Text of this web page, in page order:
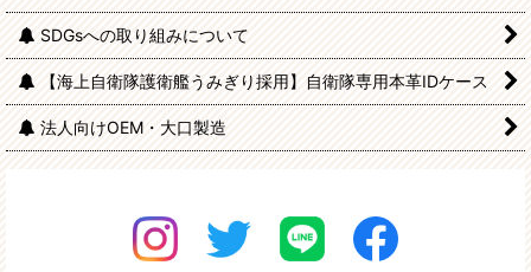
SDGsへの取り組みについて
【海上自衛隊護衛艦うみぎり採用】自衛隊専用本革IDケース
法人向けOEM・大口製造